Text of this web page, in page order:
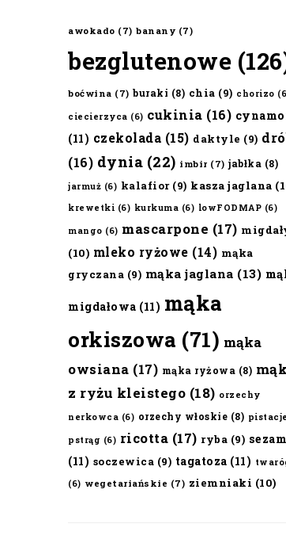
awokado (7) banany (7)
bezglutenowe
boćwina (7) buraki (8) chia (9) chorizo
ciecierzyca (6) cukinia (16)
(11) czekolada (15) daktyle (9)
(16) dynia (22) imbir (7) jabłka (8)
jarmuż (6) kalafior(9) kasza jaglana
krewetki (6) kurkuma (6) lowFODMAP (6)
mango (6) mascarpone (17)
(10) mleko ryżowe (14) mąka
gryczana (9) mąka jaglana (13)
migdałowa (11) mąka
orkiszowa (71) mąka
owsiana (17) mąka ryżowa (8)
z ryżu kleistego (18) orzechy
nerkowca (6) orzechy włoskie (8) pistacje
pstrąg (6) ricotta (17) ryba (9) sezam
(11) soczewica (9) tagatoza (11)
(6) wegetariańskie (7) ziemniaki (10)